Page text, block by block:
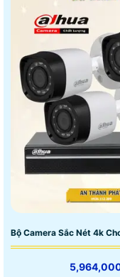
Bộ Camera Sắc Nét 4k